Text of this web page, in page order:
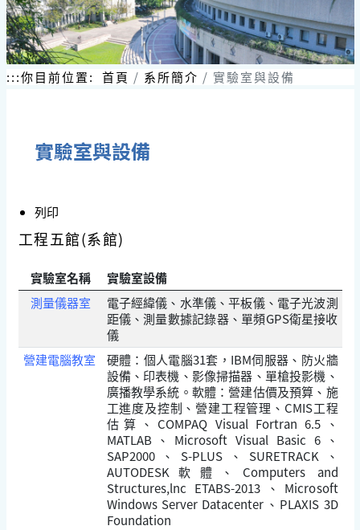
跳
到
主
要
容
:::你目前位置: 首頁 系所簡介 實驗室與設備
實驗室與設備
列印
工程五館(系館)
實驗室名稱
實驗室設備
測量儀器室
電子經緯儀、水準儀、平板儀、電子光波測
距儀、測量數據記錄器、單頻GPS衛星接收
儀
營建電腦教室
硬體：個人電腦31套，IBM伺服器、防火牆
設備、印表機、影像掃描器、單槍投影機、
廣播教學系統。軟體：營建估價及預算、施
工進度及控制、營建工程管理、CMIS工程
估算、COMPAQ Visual Fortran 6.5、
MATLAB、Microsoft Visual Basic 6、
SAP2000、S-PLUS、SURETRACK、
AUTODESK軟體、Computers and
Structures,lnc ETABS-2013、Microsoft
Windows Server Datacenter、PLAXIS 3D
Foundation